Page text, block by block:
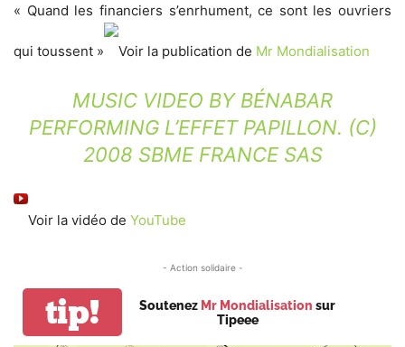
« Quand les financiers s’enrhument, ce sont les ouvriers
qui toussent » Voir la publication de Mr Mondialisation
MUSIC VIDEO BY BÉNABAR
PERFORMING L’EFFET PAPILLON. (C)
2008 SBME FRANCE SAS
Voir la vidéo de YouTube
- Action solidaire -
tip! Soutenez Mr Mondialisation sur
Tipeee